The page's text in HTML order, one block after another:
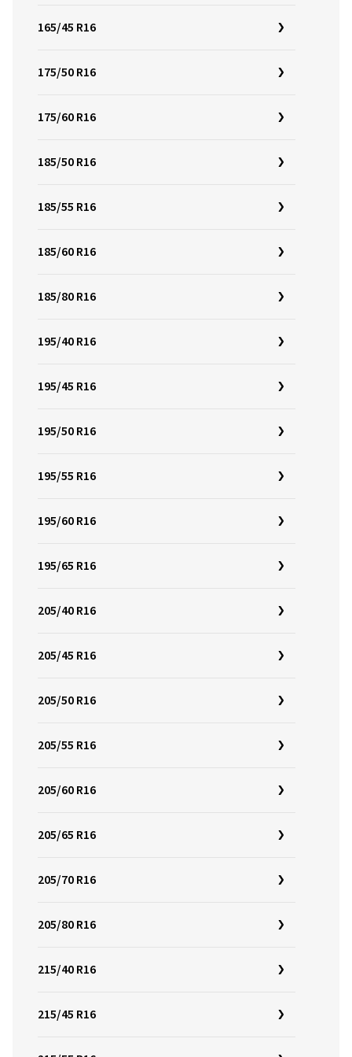
165/45 R16
175/50 R16
175/60 R16
185/50 R16
185/55 R16
185/60 R16
185/80 R16
195/40 R16
195/45 R16
195/50 R16
195/55 R16
195/60 R16
195/65 R16
205/40 R16
205/45 R16
205/50 R16
205/55 R16
205/60 R16
205/65 R16
205/70 R16
205/80 R16
215/40 R16
215/45 R16